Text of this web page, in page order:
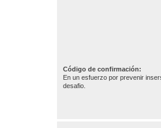
Código de confirmación:
En un esfuerzo por prevenir
desafio.